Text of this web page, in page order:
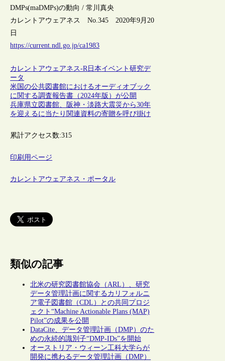
DMPs(maDMPs)の動向 / 常川真央
カレントアウェアネス No.345 2020年9月20
日
https://current.ndl.go.jp/ca1983
カレントアウェアネス-R日本イベント研究デ
ータ
米国の公共図書館におけるオーディオブック
に関する調査報告書（2024年版）が公開
兵庫県立図書館、阪神・淡路大震災から30年
を迎えるに当たり関連資料の寄贈を呼び掛け
累計アクセス数:315
印刷用ページ
カレントアウェアネス・ポータル
類似の記事
北米の研究図書館協会（ARL）、研究
データ管理計画に関するカリフォルニ
ア電子図書館（CDL）との共同プロジ
ェクト“Machine Actionable Plans (MAP)
Pilot”の成果を公開
DataCite、データ管理計画（DMP）のた
めの永続的識別子“DMP-IDs”を開始
オーストリア・ウィーン工科大学らが
開発に携わるデータ管理計画（DMP）